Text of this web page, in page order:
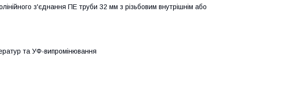
з'єднання ПЕ труби 32 мм з різьбовим внутрішнім або
та УФ-випромінювання